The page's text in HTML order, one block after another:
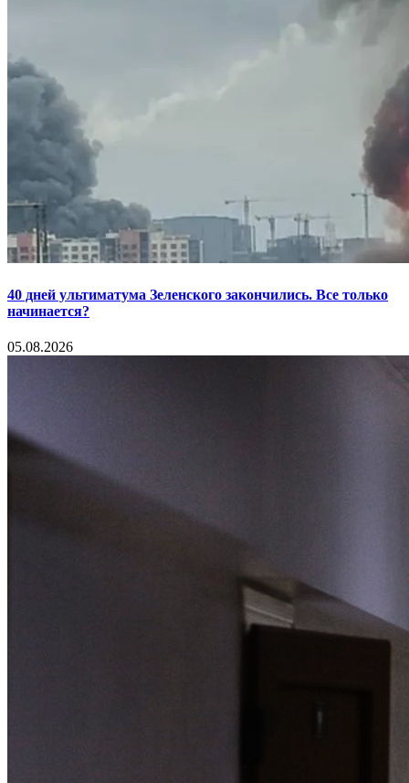
40 дней ультиматума Зеленского закончились. Все только
начинается?
05.08.2026